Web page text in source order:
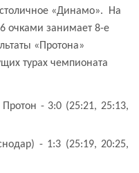
«Динамо».
На
очками занимает 8-е
«Протона»
турах чемпионата
- 3:0 (25:21, 25:13,
- 1:3 (25:19, 20:25,